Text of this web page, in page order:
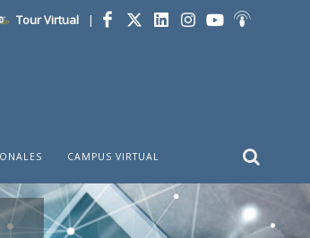
Tour Virtual |
CAMPUS VIRTUAL